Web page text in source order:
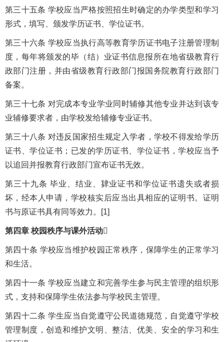
第三十五条 学校应当严格按照招生时确定的办学类型和学习
形式，填写、颁发学历证书、学位证书。
第三十六条 学校应当执行高等教育学历证书电子注册管理制
度，每年将颁发的毕（结）业证书信息报所在地省级教育行
政部门注册，并由省级教育行政部门报国务院教育行政部门
备案。
第三十七条 对完成本专业学业同时辅修其他专业并达到该专
业辅修要求者，由学校发给辅修专业证书。
第三十八条 对违反国家招生规定入学者，学校不得发给学历
证书、学位证书；已发的学历证书、学位证书，学校应当予
以追回并报教育行政部门宣布证书无效。
第三十九条 毕业、结业、肄业证书和学位证书遗失或者损
坏，经本人申请，学校核实后应当出具相应的证明书。证明
书与原证书具有同等效力。[1]
第四章 校园秩序与课外活动
第四十条 学校应当维护校园正常秩序，保障学生的正常学习
和生活。
第四十一条 学校应当建立和完善学生参与民主管理的组织形
式，支持和保障学生依法参与学校民主管理。
第四十二条 学生应当自觉遵守公民道德规范，自觉遵守学校
管理制度，创造和维护文明、整洁、优美、安全的学习和生